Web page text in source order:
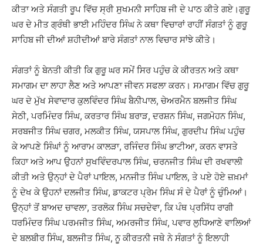
ਕੀਤਾ ਅਤੇ ਸੰਗਤੀ ਰੂਪ ਵਿੱਚ ਸ੍ਰੀ ਸੁਖਮਨੀ ਸਾਹਿਬ ਜੀ ਦੇ ਪਾਠ ਕੀਤੇ ਗਏ।ਗੁਰੂ
ਘਰ ਦੇ ਮੀਤ ਗ੍ਰੰਥੀ ਭਾਈ ਮਹਿੰਦਰ ਸਿੰਘ ਨੇ ਕਥਾ ਵਿਚਾਰਾਂ ਰਾਹੀਂ ਸੰਗਤਾਂ ਨੂੰ ਗੁਰੂ
ਸਾਹਿਬ ਜੀ ਦੀਆਂ ਸ਼ਹੀਦੀਆਂ ਬਾਰੇ ਸੰਗਤਾਂ ਨਾਲ ਵਿਚਾਰ ਸਾਂਝੇ ਕੀਤੇ।
ਸੰਗਤਾਂ ਨੂੰ ਬੇਨਤੀ ਕੀਤੀ ਕਿ ਗੁਰੂ ਘਰ ਸਮੇਂ ਸਿਰ ਪਹੁੰਚ ਕੇ ਕੀਰਤਨ ਅਤੇ ਕਥਾ
ਸਮਾਗਮ ਦਾ ਲਾਹਾ ਲੈਣ ਅਤੇ ਆਪਣਾ ਜੀਵਨ ਸਫਲਾ ਕਰਨ। ਸਮਾਗਮ ਵਿੱਚ ਗੁਰੂ
ਘਰ ਦੇ ਮੁੱਖ ਸੇਵਾਦਾਰ ਕੁਲਵਿੰਦਰ ਸਿੰਘ ਬੈਨੀਪਾਲ, ਚੇਅਰਮੈਨ ਬਲਜੀਤ ਸਿੰਘ
ਸੇਠੀ, ਪਰਮਿੰਦਰ ਸਿੰਘ, ਕਰਤਾਰ ਸਿੰਘ ਬਰਾੜ, ਦਰਸ਼ਨ ਸਿੰਘ, ਜਗਮੋਹਨ ਸਿੰਘ,
ਸਰਬਜੀਤ ਸਿੰਘ ਚਗਰ, ਮਲਕੀਤ ਸਿੰਘ, ਯਸਪਾਲ ਸਿੰਘ, ਗੁਰਦੀਪ ਸਿੰਘ ਪਹੁੰਚ
ਕੇ ਆਪਣੇ ਸਿੰਘਾਂ ਨੂੰ ਆਰਾਮ ਕਾਲੜਾ, ਰਜਿੰਦਰ ਸਿੰਘ ਭਾਟੀਆ, ਕਰਨ ਵਾਸਤੇ
ਕਿਹਾ ਅਤੇ ਆਪ ਉਹਨਾਂ ਸੁਖਵਿੰਦਰਪਾਲ ਸਿੰਘ, ਚਰਨਜੀਤ ਸਿੰਘ ਦੀ ਰਖਵਾਲੀ
ਕੀਤੀ ਅਤੇ ਉਨ੍ਹਾਂ ਦੇ ਪੈਰਾਂ ਪਾਇਲ, ਮਨਜੀਤ ਸਿੰਘ ਪਾਇਲ, ਤੇ ਪਏ ਹੋਏ ਜ਼ਖ਼ਮਾਂ
ਨੂੰ ਦੇਖ ਕੇ ਉਹਨਾਂ ਦਲਜੀਤ ਸਿੰਘ, ਡਾਕਟਰ ਪ੍ਰੇਮ ਸਿੰਘ ਸੰ ਦੇ ਪੈਰਾਂ ਨੂੰ ਚੁੰਮਿਆਂ।
ਉਨ੍ਹਾਂ ਤੋਂ ਬਾਅਦ ਚਾਵਲਾ, ਤਰਲੋਕ ਸਿੰਘ ਸਚਦੇਵਾ, ਕਿ ਪੰਥ ਪ੍ਰਸਿੱਧ ਰਾਗੀ
ਧਰਮਿੰਦਰ ਸਿੰਘ ਪਰਮਜੀਤ ਸਿੰਘ, ਅਮਰਜੀਤ ਸਿੰਘ, ਪਵਾਰ ਲੁਧਿਆਣੇ ਵਾਲਿਆਂ
ਦੇ ਬਲਬੀਰ ਸਿੰਘ, ਬਲਜੀਤ ਸਿੰਘ, ਨੂ ਕੀਰਤਨੀ ਜਥੇ ਨੇ ਸੰਗਤਾਂ ਨੂੰ ਇਲਾਹੀ